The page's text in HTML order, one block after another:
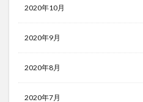
2020年10月
2020年9月
2020年8月
2020年7月